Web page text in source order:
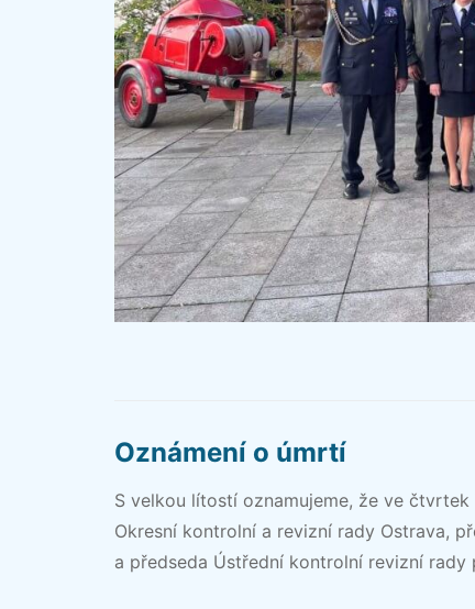
Oznámení o úmrtí
S velkou lítostí oznamujeme, že ve
Okresní kontrolní a revizní rady Ostrava,
a předseda Ústřední kontrolní revizní rady